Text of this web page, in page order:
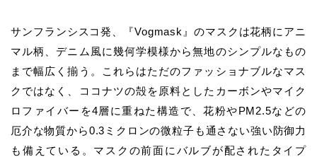
サンフランシスコ発、『Vogmask』のマスクは花柄にアニ
マル柄、デニム風に幾何学模様から無地のシンプルなもの
まで幅広く揃う。これらはただのファッショナブルなマス
クではなく、ココナツの殻を原料としたカーボンやマイク
ロファイバーを4層に重ねた構造で、花粉やPM2.5などの
厄介な物質から0.3ミクロンの微粒子も通さない強い防御力
も備えている。マスクの前面にバルブが配されたタイプ